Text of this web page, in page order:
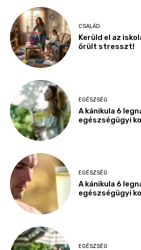
CSALÁD
Kerüld el az
őrült stresszt!
EGÉSZSÉG
A kánikula 6
egészségügyi
EGÉSZSÉG
A kánikula 6
egészségügyi
EGÉSZSÉG